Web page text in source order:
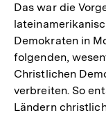
Das war die
Demokraten in
folgenden,
Christlichen
verbreiten. So
Ländern